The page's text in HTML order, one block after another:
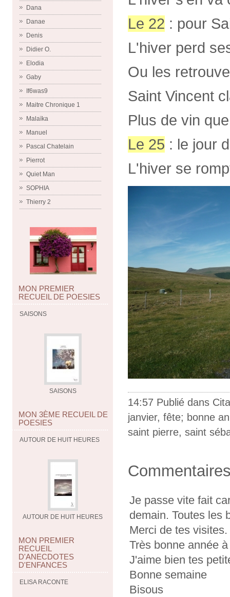
Dana
Danae
Denis
Didier O.
Elodia
Gaby
If6was9
Maitre Chronique 1
Malaïka
Manuel
Pascal Chatelain
Pierrot
Quiet Man
SOPHIA
Thierry 2
MON PREMIER
RECUEIL DE POESIES
SAISONS
SAISONS
MON 3ÈME RECUEIL DE
POESIES
AUTOUR DE HUIT HEURES
AUTOUR DE HUIT HEURES
MON PREMIER
RECUEIL
D'ANECDOTES
D'ENFANCES
ELISA RACONTE
Le 22 : pour
L'hiver perd
Ou les
Saint Vincent
Plus de vin
Le 25 : le jour
L'hiver se
14:57 Publié dans
janvier, fête; bonne
saint pierre, saint
Je passe vite fait
demain. Toutes les
Merci de tes visites.
Très bonne année
J'aime bien tes
Bonne semaine
Bisous